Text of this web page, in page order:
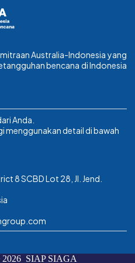
Australia-Indonesia yang
bencana di Indonesia
Anda.
menggunakan detail di bawah
8 SCBD Lot 28, Jl. Jend.
SIAP SIAGA